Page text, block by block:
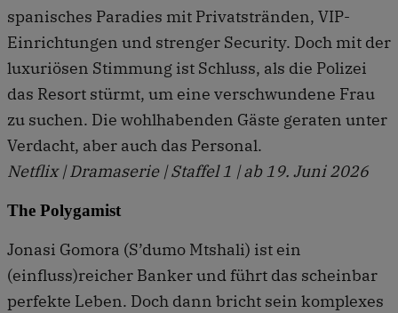
spanisches Paradies mit Privatstränden, VIP-
Einrichtungen und strenger Security. Doch mit der
luxuriösen Stimmung ist Schluss, als die Polizei
das Resort stürmt, um eine verschwundene Frau
zu suchen. Die wohlhabenden Gäste geraten unter
Verdacht, aber auch das Personal.
Netflix | Dramaserie | Staffel 1 | ab 19. Juni 2026
The Polygamist
Jonasi Gomora (S’dumo Mtshali) ist ein
(einfluss)reicher Banker und führt das scheinbar
perfekte Leben. Doch dann bricht sein komplexes